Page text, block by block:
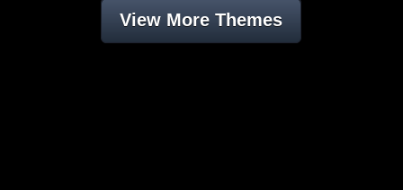
View More Themes